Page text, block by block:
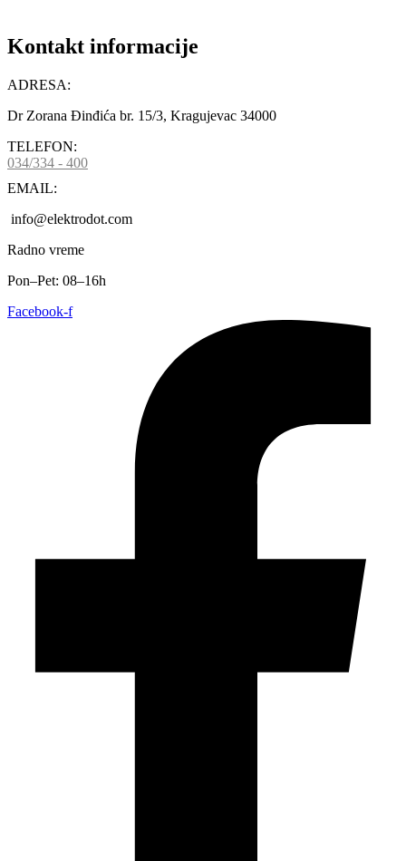
Kontakt informacije
ADRESA:
Dr Zorana Đinđića br. 15/3, Kragujevac 34000
TELEFON:
034/334 - 400
EMAIL:
info@elektrodot.com
Radno vreme
Pon–Pet: 08–16h
Facebook-f